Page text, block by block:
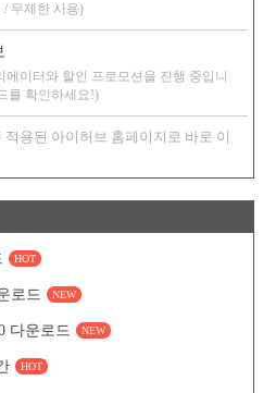
/ 무제한 사용)
이터와 할인 프로모션을 진행 중입니
를 확인하세요!)
용된 아이허브 홈페이지로 바로 이
HOT
로드 NEW
다운로드 NEW
HOT